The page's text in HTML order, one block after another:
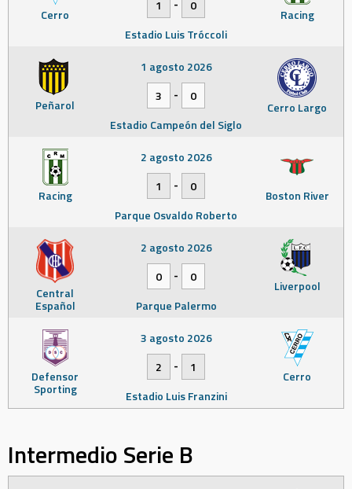
Cerro Racing
1
0
Estadio Luis Tróccoli
Peñarol Cerro Largo
1 agosto 2026
3
-
0
Estadio Campeón del Siglo
Racing Boston River
2 agosto 2026
1
-
0
Parque Osvaldo Roberto
Central
Español
Liverpool
2 agosto 2026
0
-
0
Parque Palermo
Defensor
Sporting
Cerro
3 agosto 2026
2
-
1
Estadio Luis Franzini
Intermedio Serie B